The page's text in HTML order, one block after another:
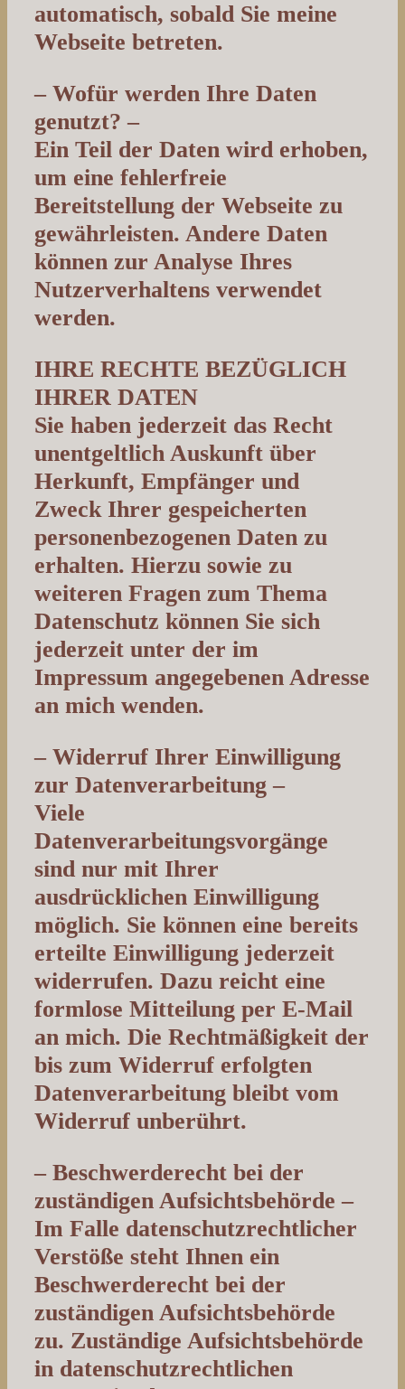
automatisch, sobald Sie meine
Webseite betreten.
– Wofür werden Ihre Daten
genutzt? –
Ein Teil der Daten wird erhoben,
um eine fehlerfreie
Bereitstellung der Webseite zu
gewährleisten. Andere Daten
können zur Analyse Ihres
Nutzerverhaltens verwendet
werden.
IHRE RECHTE BEZÜGLICH
IHRER DATEN
Sie haben jederzeit das Recht
unentgeltlich Auskunft über
Herkunft, Empfänger und
Zweck Ihrer gespeicherten
personenbezogenen Daten zu
erhalten. Hierzu sowie zu
weiteren Fragen zum Thema
Datenschutz können Sie sich
jederzeit unter der im
Impressum angegebenen Adresse
an mich wenden.
– Widerruf Ihrer Einwilligung
zur Datenverarbeitung –
Viele
Datenverarbeitungsvorgänge
sind nur mit Ihrer
ausdrücklichen Einwilligung
möglich. Sie können eine bereits
erteilte Einwilligung jederzeit
widerrufen. Dazu reicht eine
formlose Mitteilung per E-Mail
an mich. Die Rechtmäßigkeit der
bis zum Widerruf erfolgten
Datenverarbeitung bleibt vom
Widerruf unberührt.
– Beschwerderecht bei der
zuständigen Aufsichtsbehörde –
Im Falle datenschutzrechtlicher
Verstöße steht Ihnen ein
Beschwerderecht bei der
zuständigen Aufsichtsbehörde
zu. Zuständige Aufsichtsbehörde
in datenschutzrechtlichen